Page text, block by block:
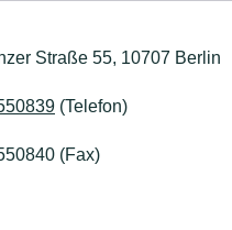
Straße 55, 10707 Berlin
(Telefon)
(Fax)